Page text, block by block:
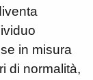
in misura
di normalità,